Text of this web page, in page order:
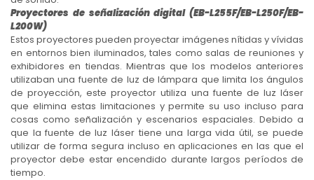
Proyectores de señalización digital (EB-L255F/EB-L250F/EB-
L200W)
Estos proyectores pueden proyectar imágenes nítidas y vívidas
en entornos bien iluminados, tales como salas de reuniones y
exhibidores en tiendas. Mientras que los modelos anteriores
utilizaban una fuente de luz de lámpara que limita los ángulos
de proyección, este proyector utiliza una fuente de luz láser
que elimina estas limitaciones y permite su uso incluso para
cosas como señalización y escenarios espaciales. Debido a
que la fuente de luz láser tiene una larga vida útil, se puede
utilizar de forma segura incluso en aplicaciones en las que el
proyector debe estar encendido durante largos períodos de
tiempo.